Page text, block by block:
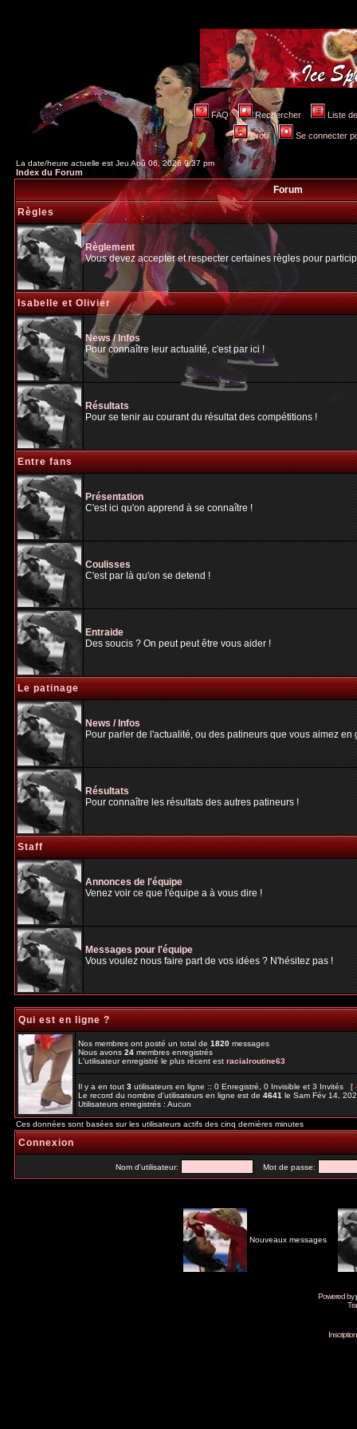
FAQ Rechercher Liste
Profil Se connecter
La date/heure actuelle est Jeu Aoû 06, 2026 9:37 pm
Index du Forum
Forum
Règles
Règlement
Vous devez accepter et respecter certaines règles pour
Isabelle et Olivier
News / Infos
Pour connaître leur actualité, c'est par ici !
Résultats
Pour se tenir au courant du résultat des compétitions !
Entre fans
Présentation
C'est ici qu'on apprend à se connaître !
Coulisses
C'est par là qu'on se detend !
Entraide
Des soucis ? On peut peut être vous aider !
Le patinage
News / Infos
Pour parler de l'actualité, ou des patineurs que vous aimez
Résultats
Pour connaître les résultats des autres patineurs !
Staff
Annonces de l'équipe
Venez voir ce que l'équipe a à vous dire !
Messages pour l'équipe
Vous voulez nous faire part de vos idées ? N'hésitez pas !
Qui est en ligne ?
Nos membres ont posté un total de1820messages
Nous avons24membres enregistrés
L'utilisateur enregistré le plus récent estracialroutine63
Il y a en tout3utilisateurs en ligne :: 0 Enregistré, 0 Invisible et 3 Invités [
Le record du nombre d'utilisateurs en ligne est de4641le Sam Fév 14,
Utilisateurs enregistrés : Aucun
Ces données sont basées sur les utilisateurs actifs des cinq dernières minutes
Connexion
Nom d'utilisateur: Mot de passe:
Nouveaux messages
Powered by